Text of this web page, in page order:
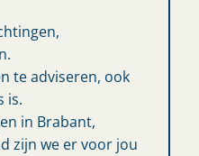
te adviseren, ook
is.
in Brabant,
zijn we er voor jou